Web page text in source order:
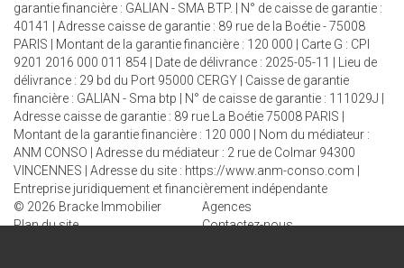
garantie financière : GALIAN - SMA BTP. | N° de caisse de garantie :
40141 | Adresse caisse de garantie : 89 rue de la Boétie - 75008
PARIS | Montant de la garantie financière : 120 000 | Carte G : CPI
9201 2016 000 011 854 | Date de délivrance : 2025-05-11 | Lieu de
délivrance : 29 bd du Port 95000 CERGY | Caisse de garantie
financière : GALIAN - Sma btp | N° de caisse de garantie : 111029J |
Adresse caisse de garantie : 89 rue La Boétie 75008 PARIS |
Montant de la garantie financière : 120 000 | Nom du médiateur :
ANM CONSO | Adresse du médiateur : 2 rue de Colmar 94300
VINCENNES | Adresse du site : https://www.anm-conso.com
Entreprise juridiquement et financièrement indépendante
© 2026 Bracke Immobilier
Agences
Plan du site
Contactez-nous